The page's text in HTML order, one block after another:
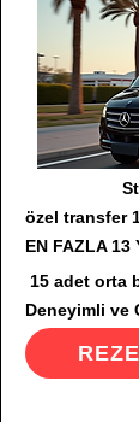
özel transfer
EN FAZLA 13
15 adet orta
Deneyimli ve